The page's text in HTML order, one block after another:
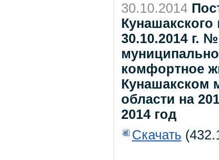
30.10.2014
30.10.2014 г.
комфортное
Кунашакском
области на
2014 год
Скачать